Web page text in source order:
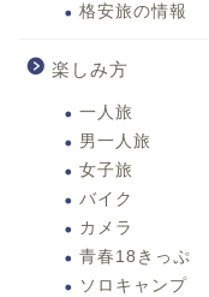
格安旅の情報
楽しみ方
一人旅
男一人旅
女子旅
バイク
カメラ
青春18きっぷ
ソロキャンプ